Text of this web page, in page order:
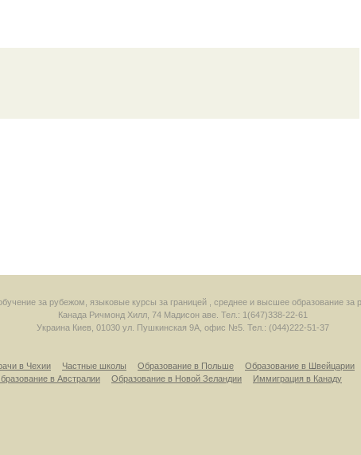
за рубежом, языковые курсы за границей , среднее и высшее образование за
Канада Ричмонд Хилл 74 Мадисон аве. Тел.: 1(647)338-22-61
Украина Киев 01030 ул. Пушкинская 9А, офис №5. Тел.: (044)222-51-37
в Чехии Частные школы Образование в Польше Образование в Швейцарии
в Австралии Образование в Новой Зеландии Иммиграция в Канаду